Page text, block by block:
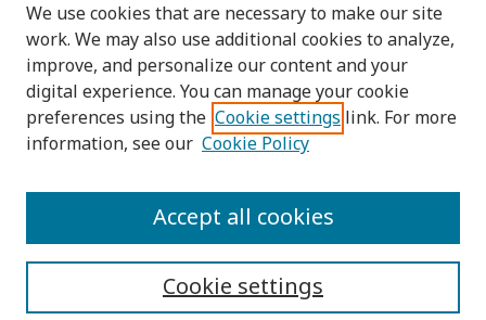
Browse
Collections
Disciplines
Authors
We use cookies that are necessary to make our site
work. We may also use additional cookies to analyze,
improve, and personalize our content and your
digital experience. You can manage your cookie
preferences using the Cookie settings link. For more
information, see our Cookie Policy
Cookie settings
Accept all cookies